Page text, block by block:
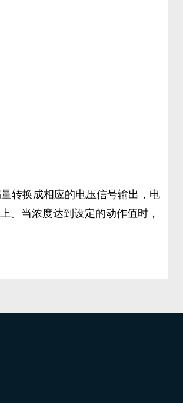
转换成相应的电压信号输出，电
。当浓度达到设定的动作值时，